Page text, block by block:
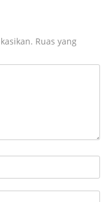
Ruas yang